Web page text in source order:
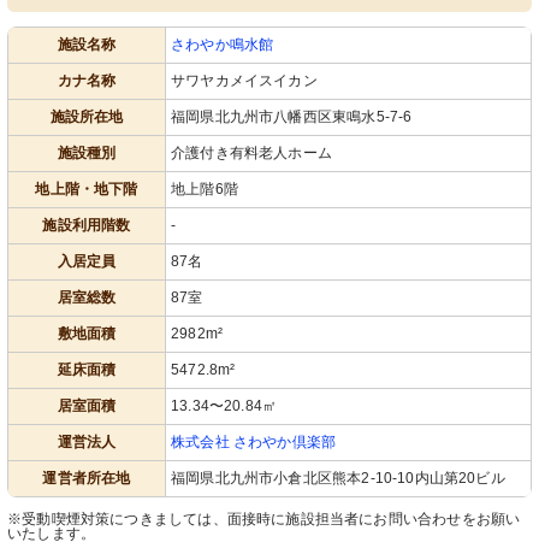
施設名称 さわやか鳴水館
カナ名称 サワヤカメイスイカン
施設所在地 福岡県北九州市八幡西区東鳴水5-7-6
施設種別 介護付き有料老人ホーム
地上階・地下階 地上階6階
施設利用階数 -
入居定員 87名
居室総数 87室
敷地面積 2982m²
延床面積 5472.8m²
居室面積 13.34〜20.84㎡
運営法人 株式会社 さわやか倶楽部
運営者所在地 福岡県北九州市小倉北区熊本2-10-10内山第20ビル
※受動喫煙対策につきましては、面接時に施設担当者にお問い合わせをお願い
いたします。